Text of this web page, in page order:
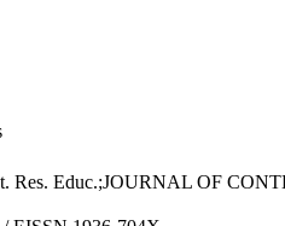
Res. Educ.;JOURNAL OF